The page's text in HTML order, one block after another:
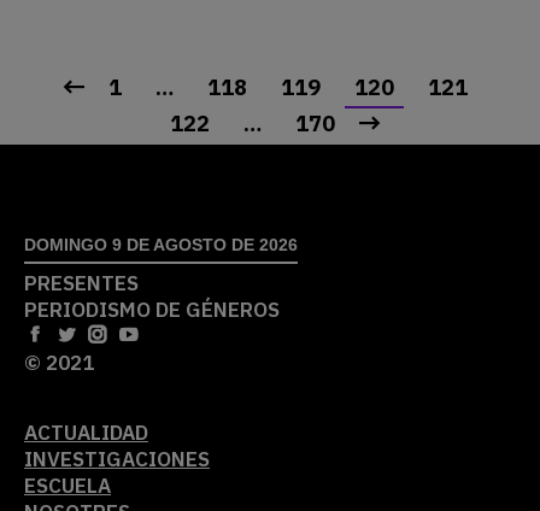
1 … 118 119 120
121
122
… 170
DOMINGO 9 DE AGOSTO DE 2026
PRESENTES
PERIODISMO DE GÉNEROS
© 2021
ACTUALIDAD
INVESTIGACIONES
ESCUELA